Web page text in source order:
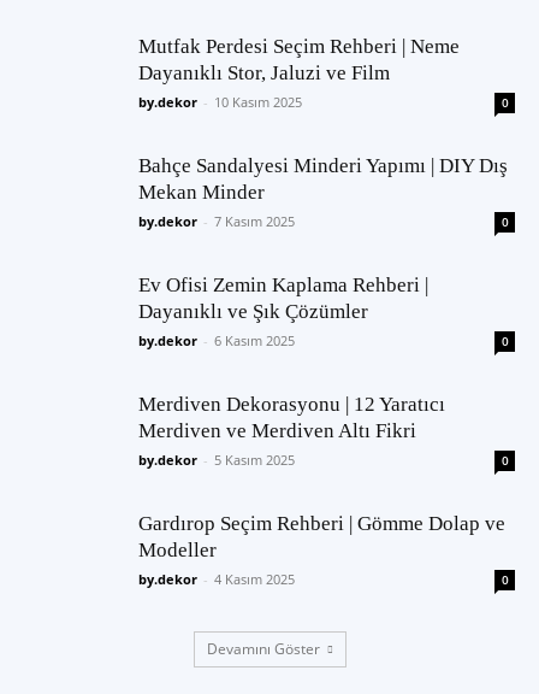
Mutfak Perdesi Seçim Rehberi | Neme
Dayanıklı Stor, Jaluzi ve Film
by.dekor - 10 Kasım 2025 0
Bahçe Sandalyesi Minderi Yapımı | DIY Dış
Mekan Minder
by.dekor - 7 Kasım 2025 0
Ev Ofisi Zemin Kaplama Rehberi |
Dayanıklı ve Şık Çözümler
by.dekor - 6 Kasım 2025 0
Merdiven Dekorasyonu | 12 Yaratıcı
Merdiven ve Merdiven Altı Fikri
by.dekor - 5 Kasım 2025 0
Gardırop Seçim Rehberi | Gömme Dolap ve
Modeller
by.dekor - 4 Kasım 2025 0
Devamını Göster